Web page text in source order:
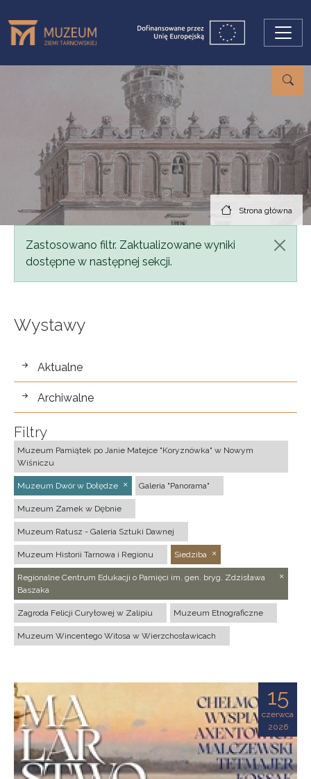
Strona główna
Komunikat
Zastosowano filtr. Zaktualizowane wyniki
dostępne w następnej sekcji.
Wystawy
wystawy
Aktualne
Archiwalne
Filtry
Muzeum Pamiątek po Janie Matejce "Koryznówka" w Nowym
Wiśniczu
Muzeum Dwór w Dołędze Galeria "Panorama"
Muzeum Zamek w Dębnie
Muzeum Ratusz - Galeria Sztuki Dawnej
Muzeum Historii Tarnowa i Regionu Siedziba
Regionalne Centrum Edukacji o Pamięci im. gen. bryg. Zdzisława
Baszaka
Zagroda Felicji Curyłowej w Zalipiu Muzeum Etnograficzne
Muzeum Wincentego Witosa w Wierzchosławicach
15
czerwca
2026